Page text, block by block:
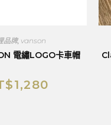
品牌, vanson
電繡LOGO卡車帽
1,280